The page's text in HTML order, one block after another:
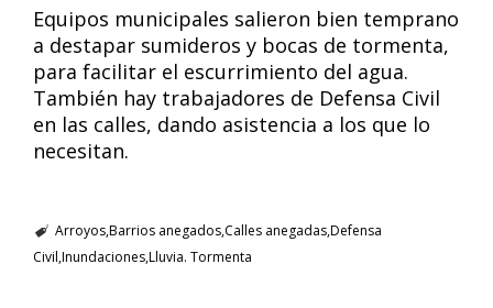
Equipos municipales salieron bien temprano
a destapar sumideros y bocas de tormenta,
para facilitar el escurrimiento del agua.
También hay trabajadores de Defensa Civil
en las calles, dando asistencia a los que lo
necesitan.
ArroyosBarrios anegadosCalles anegadasDefensa
Civil InundacionesLluvia. Tormenta